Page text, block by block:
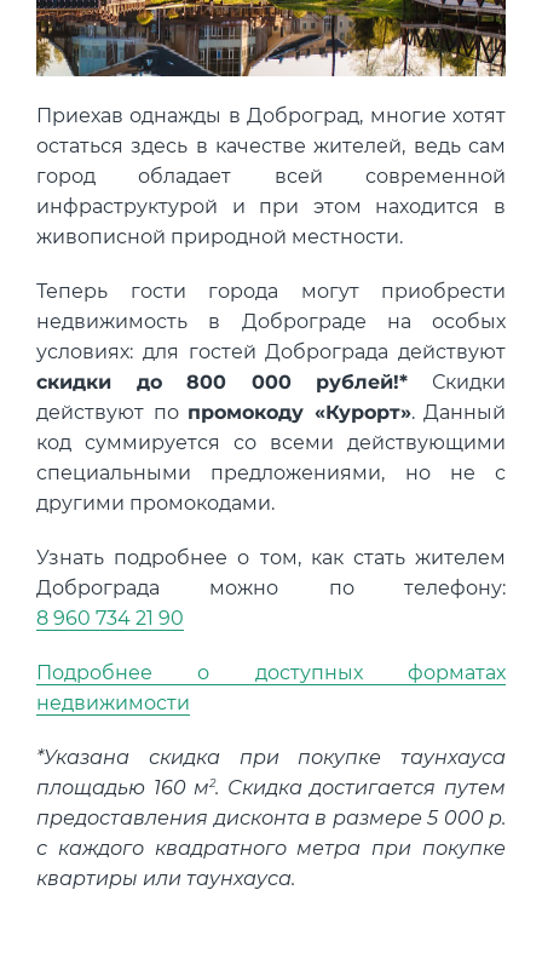
Приехав однажды в Доброград, многие хотят
остаться здесь в качестве жителей, ведь сам
город обладает всей современной
инфраструктурой и при этом находится в
живописной природной местности.
Теперь гости города могут приобрести
недвижимость в Доброграде на особых
условиях: для гостей Доброграда действуют
скидки до 800 000 рублей!* Скидки
действуют по промокоду «Курорт». Данный
код суммируется со всеми действующими
специальными предложениями, но не с
другими промокодами.
Узнать подробнее о том, как стать жителем
Доброграда можно по телефону:
8 960 734 21 90
Подробнее о доступных форматах
недвижимости
*Указана скидка при покупке таунхауса
площадью 160 м2. Скидка достигается путем
предоставления дисконта в размере 5 000 р.
с каждого квадратного метра при покупке
квартиры или таунхауса.
? Концентрация ЛОС 0.013 мм3/м3
? Концентрация CO2 328 ppm
В пределах нормы За пределами нормы